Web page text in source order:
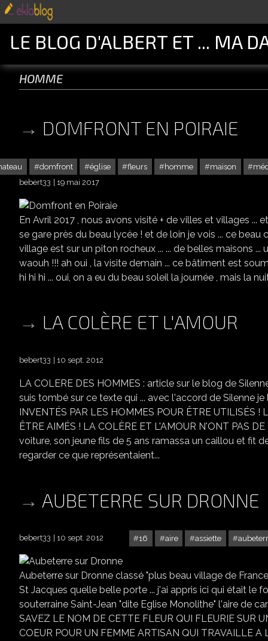
LE BLOG D'ALBERT ET ... MA
homme
DOMFRONT EN POIRAIE
domfront église fleurs homme maison
bebert33
19 mai 2017
En Avril 2017 , nous avons visité + de villes et villages ...
se gare près du beau lycée ! et de loin je vois ... ce beau
village est sur un piton rocheux ... ... de belles maisons
waouh !!! ah oui , la visite demain ... ce bâtiment est
hi hi hi ... oui, on a eu du beau soleil la journée , mais la
LA COLÈRE ET L'AMOUR
bebert33 10 sept. 2012
LA COLERE DES HOMMES : article sur le blog de
suis tombé sur ce texte qui ... avec l'accord de Silenne je le
INVENTÉS PAR LES HOMMES POUR ÊTRE UTILISÉS
ÊTRE AIMÉS ! LA COLÈRE ET L'AMOUR N'ONT PAS
voiture, son jeune fils de 5 ans ramassa un caillou et fit
regarder ce que représentaient...
AUBETERRE SUR DRONNE
16 aire assiette
bebert33 10 sept. 2012
Aubeterre sur Dronne classé "plus beau village de
St Jacques quelle belle porte ... j'ai appris ici qui était le
souterraine Saint-Jean "dite Eglise Monolithe" l'aire de
SAVEZ LE NOM DE CETTE FLEUR QUI FLEURIE SUR
COEUR POUR UN FEMME ARTISAN QUI TRAVAILLE A